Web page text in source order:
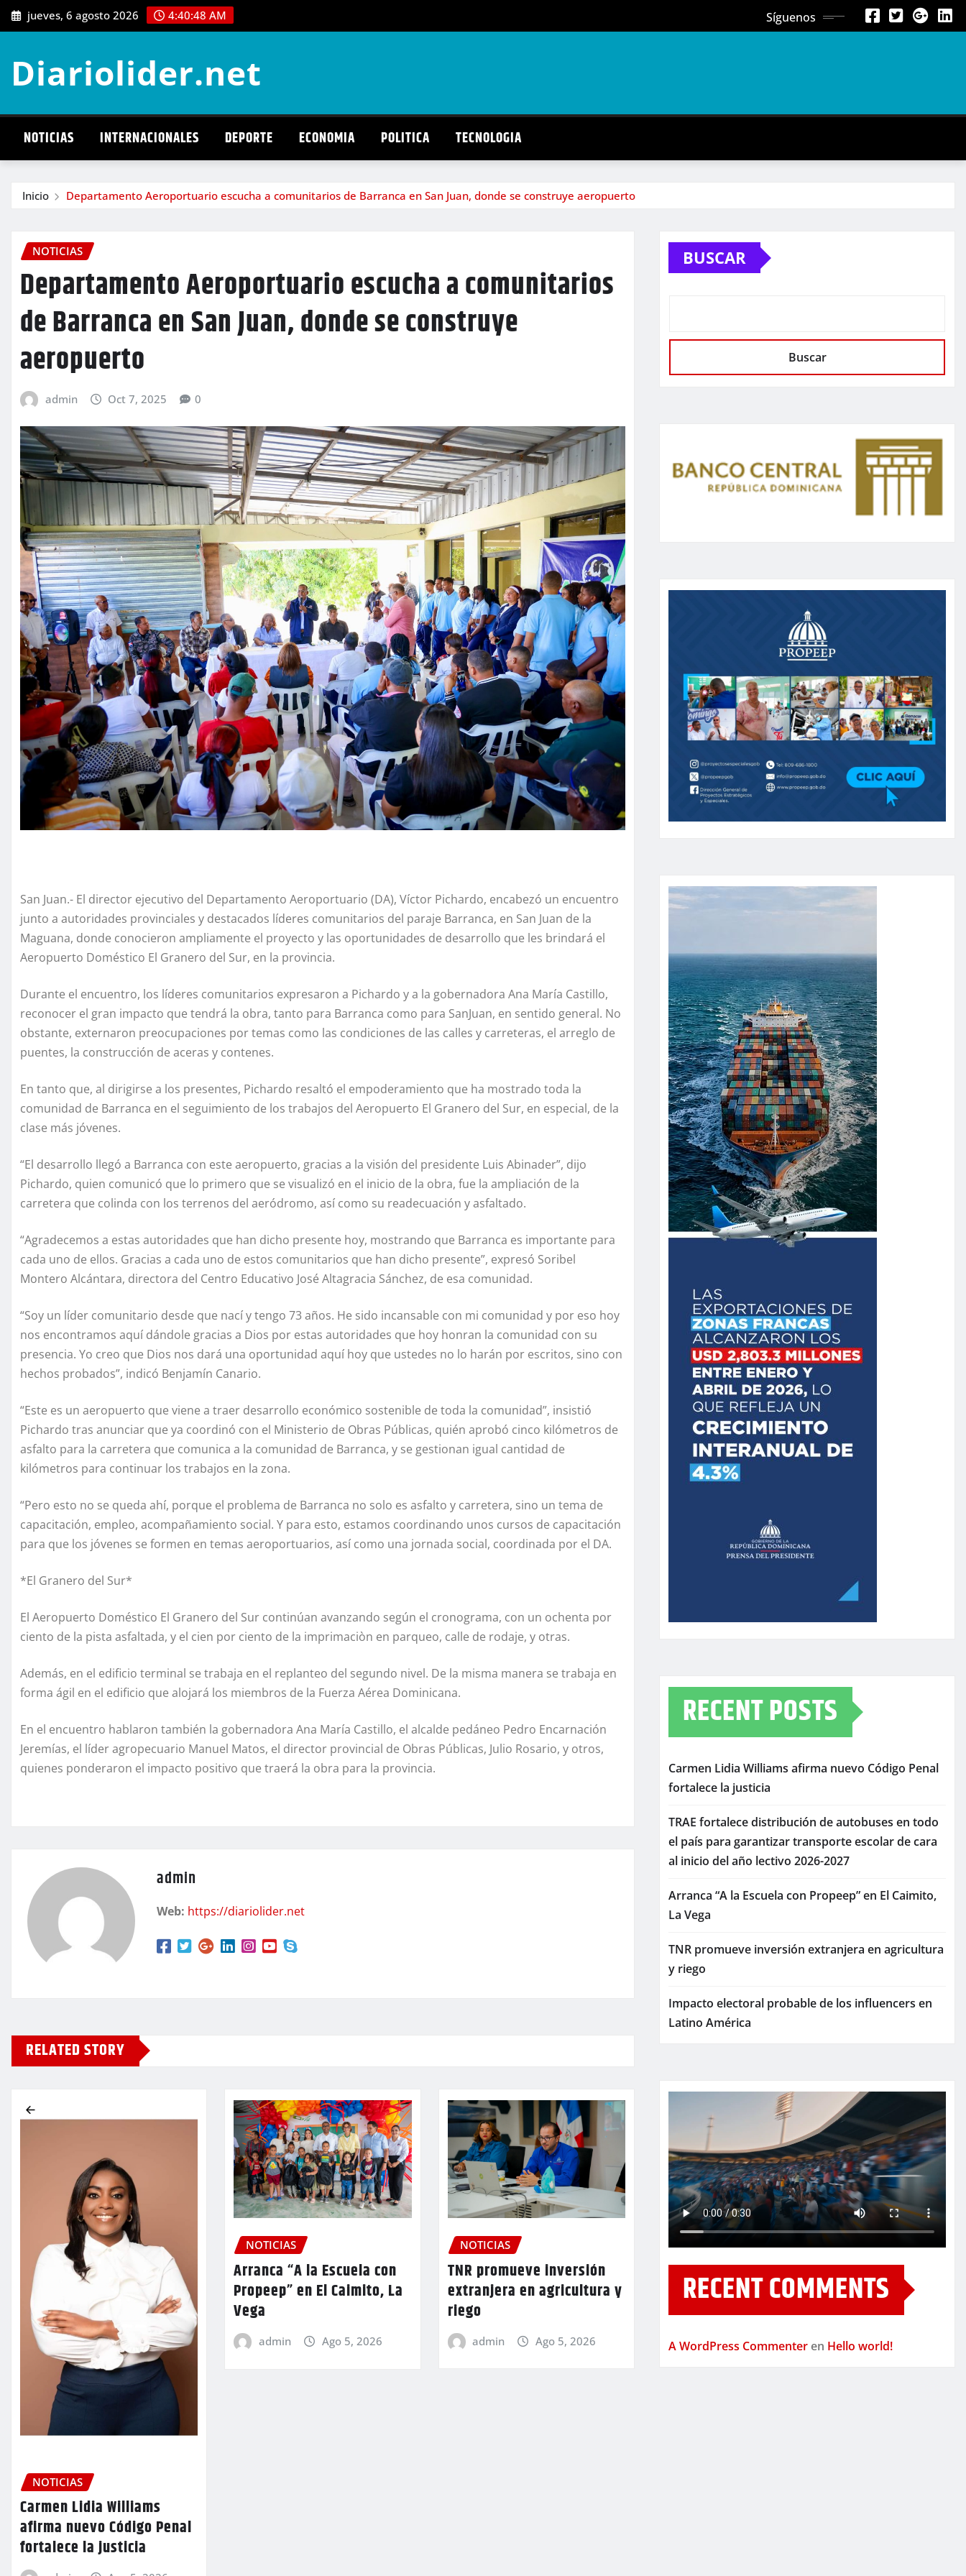
Saltar
al
jueves, 6 agosto 2026 4:40:50 AM Síguenos
Diariolider.net
NOTICIAS INTERNACIONALES DEPORTE ECONOMIA POLITICA TECNOLOGIA
Inicio Departamento Aeroportuario escucha a comunitarios de Barranca en San Juan, donde se construye aeropuerto
NOTICIAS
Departamento Aeroportuario escucha a comunitarios
de Barranca en San Juan, donde se construye
aeropuerto
admin Oct 7, 2025 0
San Juan.- El director ejecutivo del Departamento Aeroportuario (DA), Víctor Pichardo, encabezó un encuentro
junto a autoridades provinciales y destacados líderes comunitarios del paraje Barranca, en San Juan de la
Maguana, donde conocieron ampliamente el proyecto y las oportunidades de desarrollo que les brindará el
Aeropuerto Doméstico El Granero del Sur, en la provincia.
Durante el encuentro, los líderes comunitarios expresaron a Pichardo y a la gobernadora Ana María Castillo,
reconocer el gran impacto que tendrá la obra, tanto para Barranca como para SanJuan, en sentido general. No
obstante, externaron preocupaciones por temas como las condiciones de las calles y carreteras, el arreglo de
puentes, la construcción de aceras y contenes.
En tanto que, al dirigirse a los presentes, Pichardo resaltó el empoderamiento que ha mostrado toda la
comunidad de Barranca en el seguimiento de los trabajos del Aeropuerto El Granero del Sur, en especial, de la
clase más jóvenes.
“El desarrollo llegó a Barranca con este aeropuerto, gracias a la visión del presidente Luis Abinader”, dijo
Pichardo, quien comunicó que lo primero que se visualizó en el inicio de la obra, fue la ampliación de la
carretera que colinda con los terrenos del aeródromo, así como su readecuación y asfaltado.
“Agradecemos a estas autoridades que han dicho presente hoy, mostrando que Barranca es importante para
cada uno de ellos. Gracias a cada uno de estos comunitarios que han dicho presente”, expresó Soribel
Montero Alcántara, directora del Centro Educativo José Altagracia Sánchez, de esa comunidad.
“Soy un líder comunitario desde que nací y tengo 73 años. He sido incansable con mi comunidad y por eso hoy
nos encontramos aquí dándole gracias a Dios por estas autoridades que hoy honran la comunidad con su
presencia. Yo creo que Dios nos dará una oportunidad aquí hoy que ustedes no lo harán por escritos, sino con
hechos probados”, indicó Benjamín Canario.
“Este es un aeropuerto que viene a traer desarrollo económico sostenible de toda la comunidad”, insistió
Pichardo tras anunciar que ya coordinó con el Ministerio de Obras Públicas, quién aprobó cinco kilómetros de
asfalto para la carretera que comunica a la comunidad de Barranca, y se gestionan igual cantidad de
kilómetros para continuar los trabajos en la zona.
“Pero esto no se queda ahí, porque el problema de Barranca no solo es asfalto y carretera, sino un tema de
capacitación, empleo, acompañamiento social. Y para esto, estamos coordinando unos cursos de capacitación
para que los jóvenes se formen en temas aeroportuarios, así como una jornada social, coordinada por el DA.
*El Granero del Sur*
El Aeropuerto Doméstico El Granero del Sur continúan avanzando según el cronograma, con un ochenta por
ciento de la pista asfaltada, y el cien por ciento de la imprimaciòn en parqueo, calle de rodaje, y otras.
Además, en el edificio terminal se trabaja en el replanteo del segundo nivel. De la misma manera se trabaja en
forma ágil en el edificio que alojará los miembros de la Fuerza Aérea Dominicana.
En el encuentro hablaron también la gobernadora Ana María Castillo, el alcalde pedáneo Pedro Encarnación
Jeremías, el líder agropecuario Manuel Matos, el director provincial de Obras Públicas, Julio Rosario, y otros,
quienes ponderaron el impacto positivo que traerá la obra para la provincia.
admin
Web: https://diariolider.net
RELATED STORY
NOTICIAS
Carmen Lidia Williams
afirma nuevo Código Penal
fortalece la justicia
NOTICIAS
Arranca “A la Escuela con
Propeep” en El Caimito, La
Vega
admin Ago 5, 2026
NOTICIAS
TNR promueve inversión
extranjera en agricultura y
riego
admin Ago 5, 2026
BUSCAR
Buscar
RECENT POSTS
Carmen Lidia Williams afirma nuevo Código Penal
fortalece la justicia
TRAE fortalece distribución de autobuses en todo
el país para garantizar transporte escolar de cara
al inicio del año lectivo 2026-2027
Arranca “A la Escuela con Propeep” en El Caimito,
La Vega
TNR promueve inversión extranjera en agricultura
y riego
Impacto electoral probable de los influencers en
Latino América
RECENT COMMENTS
A WordPress Commenter en Hello world!